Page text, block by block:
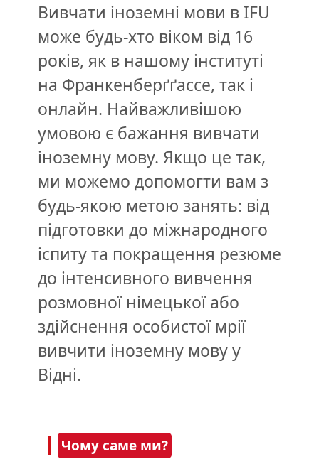
Вивчати іноземні мови в IFU
може будь-хто віком від 16
років, як в нашому інституті
на Франкенберґґассе, так і
онлайн. Найважливішою
умовою є бажання вивчати
іноземну мову. Якщо це так,
ми можемо допомогти вам з
будь-якою метою занять: від
підготовки до міжнародного
іспиту та покращення резюме
до інтенсивного вивчення
розмовної німецької або
здійснення особистої мрії
вивчити іноземну мову у
Відні.
Чому саме ми?